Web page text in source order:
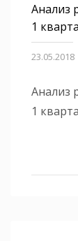
Анализ
1
23.05.2018
Анализ
1